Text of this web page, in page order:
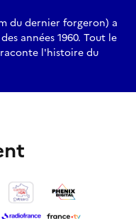
du dernier forgeron) a
années 1960. Tout le
l'histoire du